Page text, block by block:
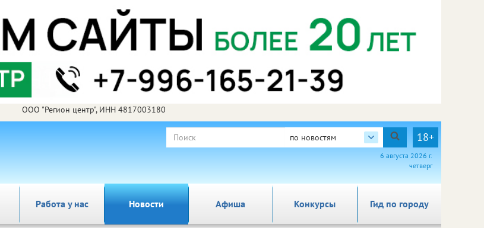
ООО "Регион центр", ИНН 4817003180
по новостям 18+
6 августа 2026 г.
четверг
Работа у нас Новости Афиша Гид по городу
Конкурсы